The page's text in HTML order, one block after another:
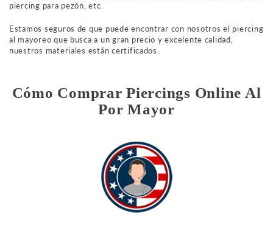
piercing para pezón, etc.
Estamos seguros de que puede encontrar con nosotros el piercing
al mayoreo que busca a un gran precio y excelente calidad,
nuestros materiales están certificados.
Cómo Comprar Piercings Online Al
Por Mayor